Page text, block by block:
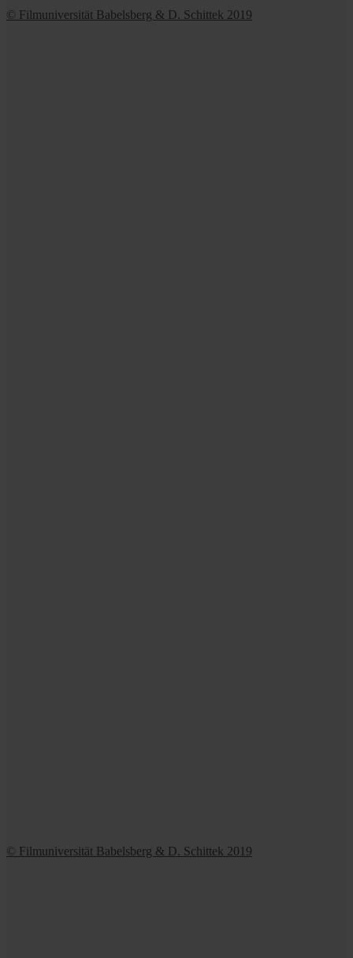
© Filmuniversität Babelsberg & D. Schittek 2019
© Filmuniversität Babelsberg & D. Schittek 2019